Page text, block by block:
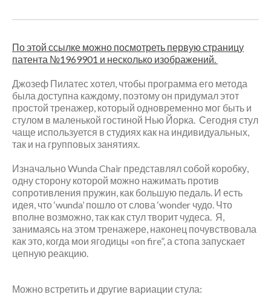
Май 2021
Декабрь 2020
Октябрь 2020
Август 2020
Июль 2020
Июнь 2020
Март 2020
Октябрь 2019
Сентябрь 2019
Август 2019
Июль 2019
Апрель 2019
По этой ссылке можно посмотреть первую страницу
патента №1969901 и несколько изображений.
Джозеф Пилатес хотел, чтобы программа его метода
была доступна каждому, поэтому он придумал этот
простой тренажер, который одновременно мог быть и
стулом в маленькой гостиной Нью Йорка. Сегодня стул
чаще используется в студиях как на индивидуальных,
так и на групповых занятиях.
Изначально Wunda Chair представлял собой коробку,
одну сторону которой можно нажимать против
сопротивления пружин, как большую педаль. И есть
идея, что ‘wunda’ пошло от слова ‘wonder чудо. Что
вполне возможно, так как стул творит чудеса. Я,
занимаясь на этом тренажере, наконец почувствовала
как это, когда мои ягодицы «on fire”, а стопа запускает
цепную реакцию.
Можно встретить и другие вариации стула: